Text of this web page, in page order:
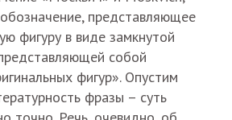
представляющее
фигуру в виде замкнутой
собой
фигур». Опустим
фразы – суть